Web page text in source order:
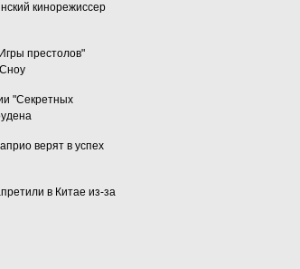
кинорежиссер
престолов"
"Секретных
верят в успех
в Китае из-за